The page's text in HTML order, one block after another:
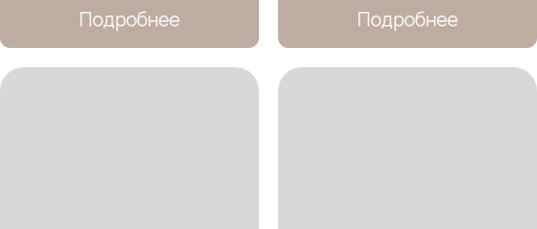
Подробнее Подробнее